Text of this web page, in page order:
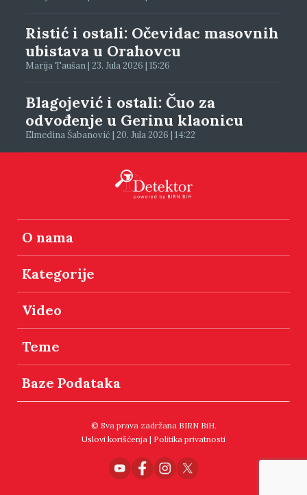
Ristić i ostali: Očevidac masovnih
ubistava u Orahovcu
Marija Taušan | 23. Jula 2026 | 15:26
Blagojević i ostali: Čuo za
odvođenje u Gerinu klaonicu
Elmedina Šabanović | 20. Jula 2026 | 14:22
O nama
Kategorije
Video
Teme
Baze Podataka
© Sva prava zadržana BIRN BiH.
Uslovi korišćenja | Politika privatnosti